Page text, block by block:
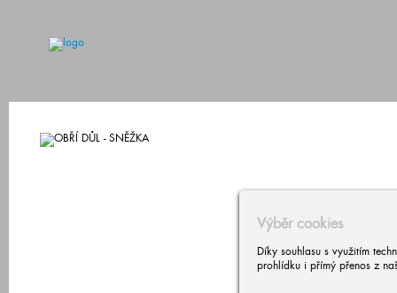
Výběr cookies
Díky souhlasu s využitím
prohlídku i přímý přenos z